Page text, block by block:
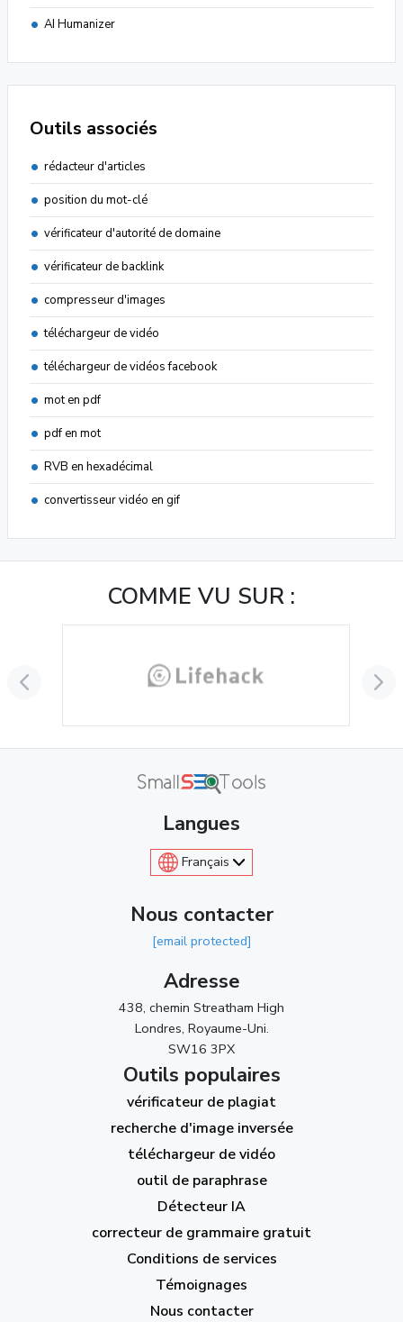
AI Humanizer
Outils associés
rédacteur d'articles
position du mot-clé
vérificateur d'autorité de domaine
vérificateur de backlink
compresseur d'images
téléchargeur de vidéo
téléchargeur de vidéos facebook
mot en pdf
pdf en mot
RVB en hexadécimal
convertisseur vidéo en gif
COMME VU SUR :
Langues
Français
Nous contacter
[email protected]
Adresse
438, chemin Streatham High
Londres, Royaume-Uni.
SW16 3PX
Outils populaires
vérificateur de plagiat
recherche d'image inversée
téléchargeur de vidéo
outil de paraphrase
Détecteur IA
correcteur de grammaire gratuit
Conditions de services
Témoignages
Nous contacter